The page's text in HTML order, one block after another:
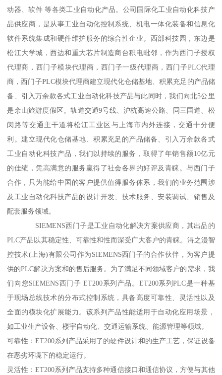
动器、软件 等各类工业自动化产品。公司国际化工业自动化科技产
品供应商，是从事工业自动化控制系统、机电一体化装备和信息化
软件系统集成和硬件维护服务的综合性企业。西部科技园，东边是
松江大学城，西边和重大芯片制造商台积电毗邻，作为西门子授权
代理商，西门子模块代理商，西门子一级代理商，西门子PLC代理
商，西门子PLC模块代理商建立现代化仓储基地、积累充足的产品储
备、引入万余款各式工业自动化科技产品与此同时，我们向北5公里
是余山旅游度假区。轨道交通9号线、沪杭高速公路、同三国道、松
闵路等交通主干道将松江工业区与上海市内外连接，交通十分便
利。建立现代化仓储基地、积累充足的产品储备、引入万余款各式
工业自动化科技产品，我们以持续的服务，取得了年销售额10亿元
的佳绩，凭高满意的服务赢得了社会各界的好评及青睐。与西门子
合作，只为能给中国的客户提供值得服务体系，我们的业务范围涉
及工业自动化科技产品的设计开发、技术服务、安装调试、销售及
配套服务领域。
SIEMENS西门子是工业自动化解决方案供应商，其出品的
PLC产品以其稳定性、可靠性和性而深受广大客户的青睐。浔之漫智
控技术(上海)有限公司作为SIEMENS西门子的合作伙伴，为客户提
供的PLC解决方案和的售后服务。为了满足不同领域客户的需求，我
们向您SIEMENS西门子 ET200系列产品。ET200系列PLC是一种基
于现场总线技术的分布式控制系统，具备高度可靠性、灵活性以及
全面的模块化扩展能力。该系列产品性能适用于自动化应用场景，
如工业生产设备、楼宇自动化、交通运输系统、能源管理等领域。
可靠性：ET200系列产品采用了的硬件设计和的生产工艺，保证设备
在恶劣环境下的稳定运行。
灵活性：ET200系列产品支持多种通信接口和通信协议，方便与其他